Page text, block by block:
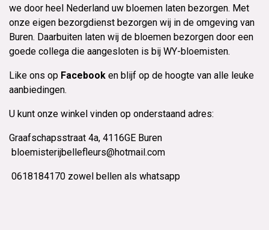
we door heel Nederland uw bloemen laten bezorgen. Met
onze eigen bezorgdienst bezorgen wij in de omgeving van
Buren. Daarbuiten laten wij de bloemen bezorgen door een
goede collega die aangesloten is bij WY-bloemisten.
Like ons op Facebook en blijf op de hoogte van alle leuke
aanbiedingen.
U kunt onze winkel vinden op onderstaand adres:
Graafschapsstraat 4a, 4116GE Buren
bloemisterijbellefleurs@hotmail.com
0618184170 zowel bellen als whatsapp